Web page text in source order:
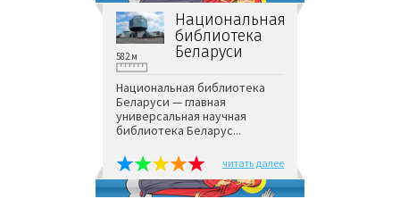
Национальная
библиотека
Беларуси
582 м
Национальная библиотека
Беларуси — главная
универсальная научная
библиотека Беларус...
читать далее